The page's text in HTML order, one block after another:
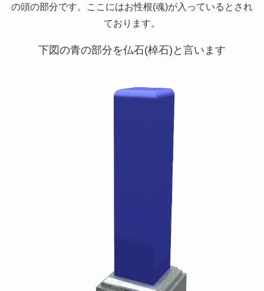
の頭の部分です。ここにはお性根(魂)が入っているとされ
ております。
下図の青の部分を仏石(棹石)と言います